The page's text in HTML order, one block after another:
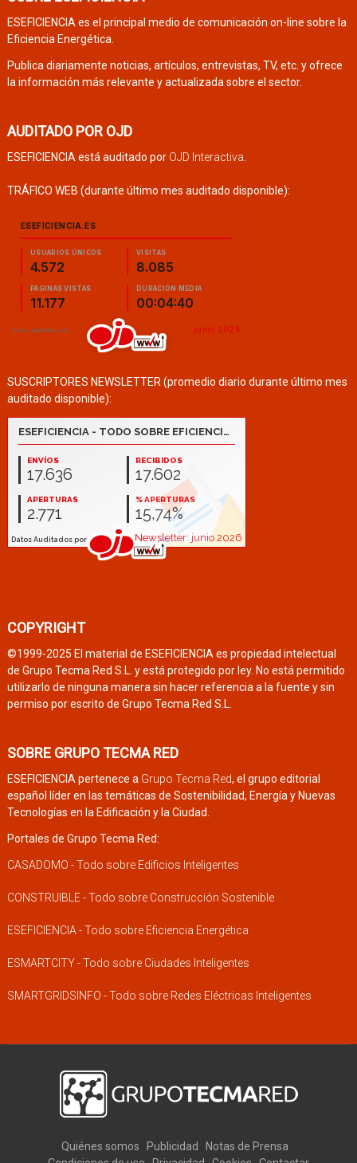
ESEFICIENCIA es el principal medio de comunicación on-line sobre la
Eficiencia Energética.
Publica diariamente noticias, artículos, entrevistas, TV, etc. y ofrece
la información más relevante y actualizada sobre el sector.
AUDITADO POR OJD
ESEFICIENCIA está auditado por OJD Interactiva
TRÁFICO WEB (durante último mes auditado disponible):
SUSCRIPTORES NEWSLETTER (promedio diario durante último mes
auditado disponible):
COPYRIGHT
©1999-2025 El material de ESEFICIENCIA es propiedad intelectual
de Grupo Tecma Red S.L. y está protegido por ley. No está permitido
utilizarlo de ninguna manera sin hacer referencia a la fuente y sin
permiso por escrito de Grupo Tecma Red S.L.
SOBRE GRUPO TECMA RED
ESEFICIENCIA pertenece a Grupo Tecma Red, el grupo editorial
español líder en las temáticas de Sostenibilidad, Energía y Nuevas
Tecnologías en la Edificación y la Ciudad.
Portales de Grupo Tecma Red:
CASADOMO - Todo sobre Edificios Inteligentes
CONSTRUIBLE - Todo sobre Construcción Sostenible
ESEFICIENCIA - Todo sobre Eficiencia Energética
ESMARTCITY - Todo sobre Ciudades Inteligentes
SMARTGRIDSINFO - Todo sobre Redes Eléctricas Inteligentes
Quiénes somos Publicidad
Notas de Prensa